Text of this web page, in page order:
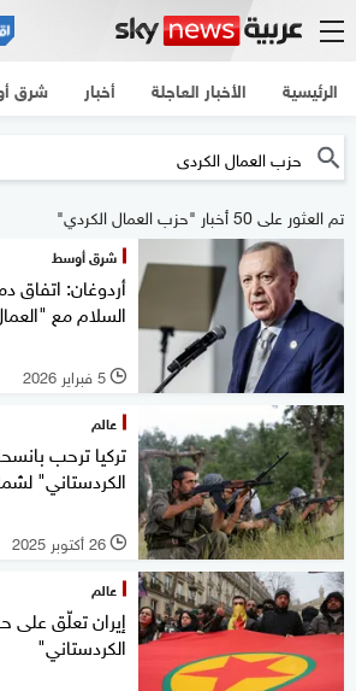
الرئيسية الأخبار العاجلة أخبار شرق
تم العثور على 50 أخبار "حزب العمال الكردي"
شرق أوسط
أردوغان:
السلام مع
l 5 فبراير 2026
عالم
تركيا ترحب
الكردستاني"
l 26 أكتوبر 2025
عالم
إيران تعلّق
الكردستاني"